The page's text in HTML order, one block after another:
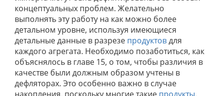
концептуальных проблем. Желательно
выполнять эту работу на как можно более
детальном уровне, используя имеющиеся
детальные данные в разрезе продуктовдля
каждого агрегата. Необходимо позаботиться, как
объяснялось в главе 15, о том, чтобы различия в
качестве были должным образом учтены в
дефляторах. Это особенно важно в случае